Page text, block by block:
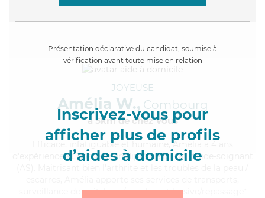
Présentation déclarative du candidat, soumise à
vérification avant toute mise en relation
Inscrivez-vous pour
afficher plus de profils
d’aides à domicile
JOYEUSE
Amélia W., Combourg
à 5km de chez Vous
, infatiguable et humaine, Amélia a 4 ans
d'expérience et possède un diplôme d'Etat d'aide-soignant
surveillance de nuit, lever/coucher et lessive/repassage*